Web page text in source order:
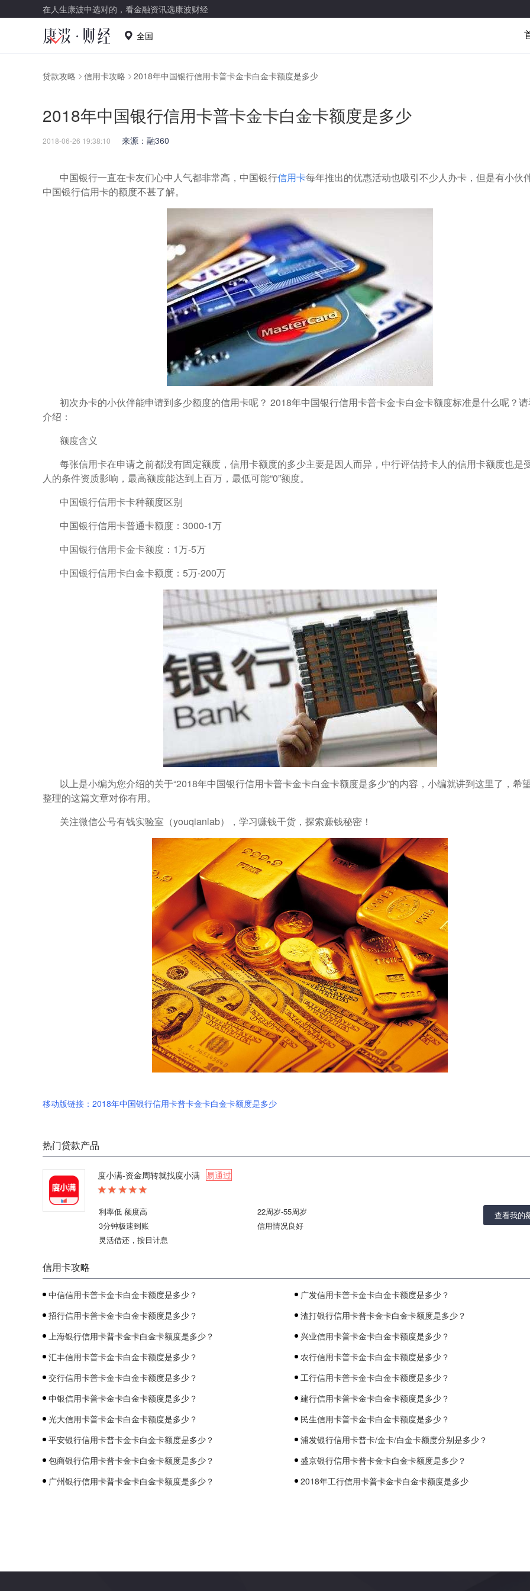
在人生康波中选对的，看金融资讯选康波财经
全国
贷款攻略 信用卡攻略 2018年中国银行信用卡普卡金卡白金卡额度是多少
2018年中国银行信用卡普卡金卡白金卡额度是多少
2018-06-26 19:38:10 来源：融360
中国银行一直在卡友们心中人气都非常高，中国银行信用卡每年推出的优惠活动也吸引不少人办卡，但是有小伙
中国银行信用卡的额度不甚了解。
初次办卡的小伙伴能申请到多少额度的信用卡呢？ 2018年中国银行信用卡普卡金卡白金卡额度标准是什么呢？
介绍：
额度含义
每张信用卡在申请之前都没有固定额度，信用卡额度的多少主要是因人而异，中行评估持卡人的信用卡额度也是
人的条件资质影响，最高额度能达到上百万，最低可能“0”额度。
中国银行信用卡卡种额度区别
中国银行信用卡普通卡额度：3000-1万
中国银行信用卡金卡额度：1万-5万
中国银行信用卡白金卡额度：5万-200万
以上是小编为您介绍的关于“2018年中国银行信用卡普卡金卡白金卡额度是多少”的内容，小编就讲到这里了，希
整理的这篇文章对你有用。
关注微信公号有钱实验室（youqianlab），学习赚钱干货，探索赚钱秘密！
移动版链接：2018年中国银行信用卡普卡金卡白金卡额度是多少
热门贷款产品
度小满-资金周转就找度小满 易通过
利率低 额度高
3分钟极速到账
灵活借还，按日计息
22周岁-55周岁
信用情况良好
查看我的
信用卡攻略
中信信用卡普卡金卡白金卡额度是多少？
广发信用卡普卡金卡白金卡额度是多少？
招行信用卡普卡金卡白金卡额度是多少？
渣打银行信用卡普卡金卡白金卡额度是多少？
上海银行信用卡普卡金卡白金卡额度是多少？
兴业信用卡普卡金卡白金卡额度是多少？
汇丰信用卡普卡金卡白金卡额度是多少？
农行信用卡普卡金卡白金卡额度是多少？
交行信用卡普卡金卡白金卡额度是多少？
工行信用卡普卡金卡白金卡额度是多少？
中银信用卡普卡金卡白金卡额度是多少？
建行信用卡普卡金卡白金卡额度是多少？
光大信用卡普卡金卡白金卡额度是多少？
民生信用卡普卡金卡白金卡额度是多少？
平安银行信用卡普卡金卡白金卡额度是多少？
浦发银行信用卡普卡/金卡/白金卡额度分别是多少？
包商银行信用卡普卡金卡白金卡额度是多少？
盛京银行信用卡普卡金卡白金卡额度是多少？
广州银行信用卡普卡金卡白金卡额度是多少？
2018年工行信用卡普卡金卡白金卡额度是多少